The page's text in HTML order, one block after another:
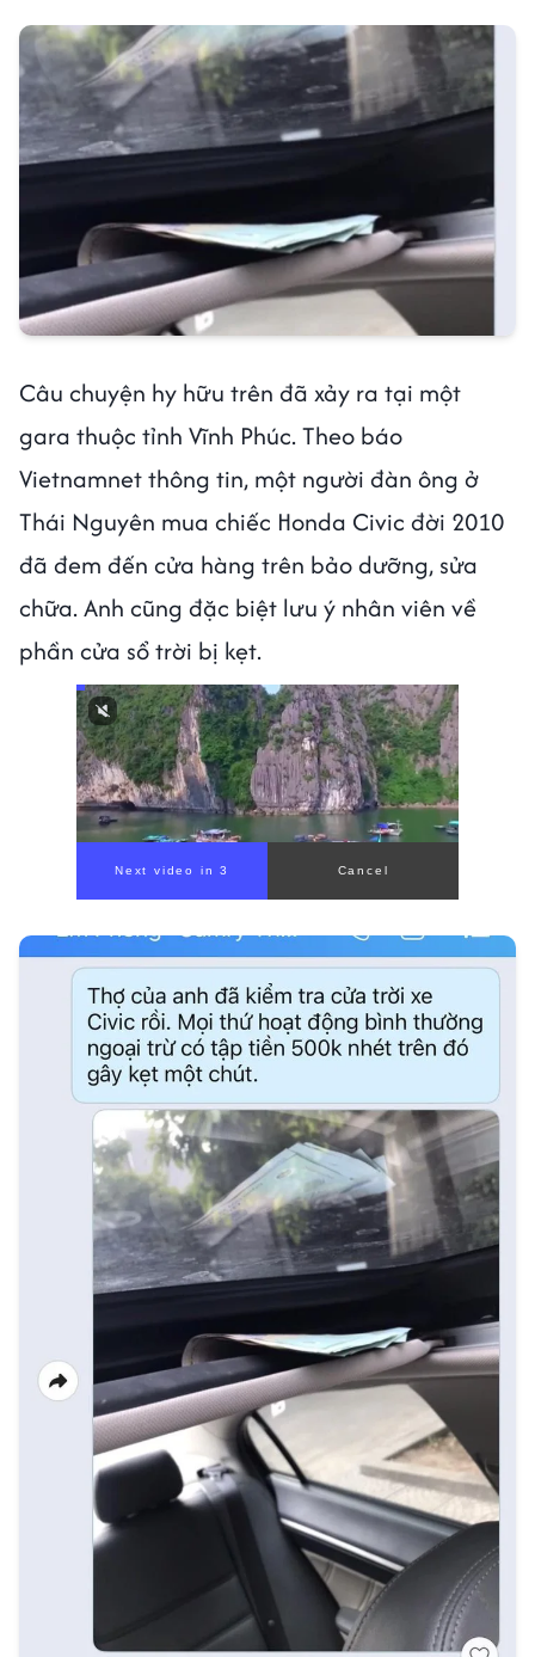
Câu chuyện hy hữu trên đã xảy ra tại một
gara thuộc tỉnh Vĩnh Phúc. Theo báo
Vietnamnet thông tin, một người đàn ông ở
Thái Nguyên mua chiếc Honda Civic đời 2010
đã đem đến cửa hàng trên bảo dưỡng, sửa
chữa. Anh cũng đặc biệt lưu ý nhân viên về
phần cửa sổ trời bị kẹt.
Next video in 1 Cancel